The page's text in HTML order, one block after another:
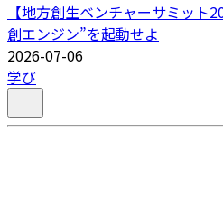
【地方創生ベンチャーサミット
創エンジン”を起動せよ
2026-07-06
学び